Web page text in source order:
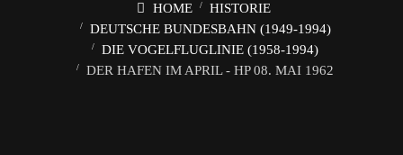
HOME
HISTORIE
DEUTSCHE BUNDESBAHN (1949-1994)
DIE VOGELFLUGLINIE (1958-1994)
DER HAFEN IM APRIL - HP 08. MAI 1962